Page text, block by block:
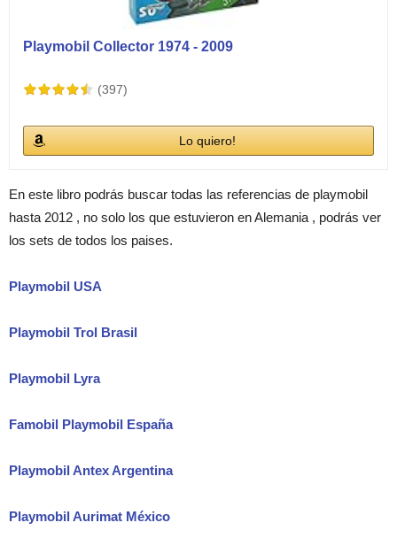
Playmobil Collector 1974 - 2009
(397)
Lo quiero!
En este libro podrás buscar todas las referencias de playmobil
hasta 2012 , no solo los que estuvieron en Alemania , podrás ver
los sets de todos los paises.
Playmobil USA
Playmobil Trol Brasil
Playmobil Lyra
Famobil Playmobil España
Playmobil Antex Argentina
Playmobil Aurimat México